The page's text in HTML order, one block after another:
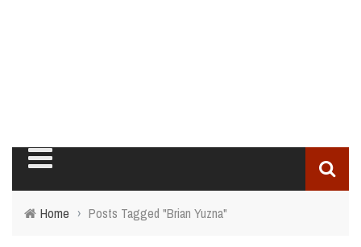
Home › Posts Tagged "Brian Yuzna"